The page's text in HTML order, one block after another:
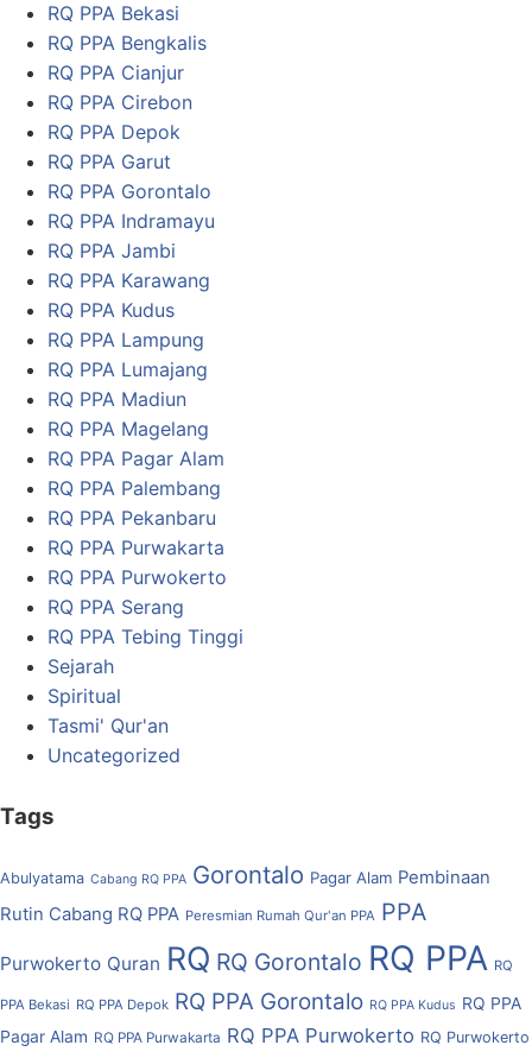
RQ PPA Bekasi
RQ PPA Bengkalis
RQ PPA Cianjur
RQ PPA Cirebon
RQ PPA Depok
RQ PPA Garut
RQ PPA Gorontalo
RQ PPA Indramayu
RQ PPA Jambi
RQ PPA Karawang
RQ PPA Kudus
RQ PPA Lampung
RQ PPA Lumajang
RQ PPA Madiun
RQ PPA Magelang
RQ PPA Pagar Alam
RQ PPA Palembang
RQ PPA Pekanbaru
RQ PPA Purwakarta
RQ PPA Purwokerto
RQ PPA Serang
RQ PPA Tebing Tinggi
Sejarah
Spiritual
Tasmi' Qur'an
Uncategorized
Tags
Abulyatama Cabang RQ PPA Gorontalo Pagar Alam Pembinaan
Rutin Cabang RQ PPA Peresmian Rumah Qur'an PPA PPA
Purwokerto Quran RQ RQ Gorontalo RQ PPA RQ
PPA Bekasi RQ PPA Depok RQ PPA Gorontalo RQ PPA Kudus RQ PPA
Pagar Alam RQ PPA Purwakarta RQ PPA Purwokerto RQ Purwokerto